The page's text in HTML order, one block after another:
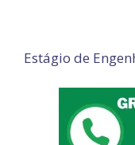
Estágio de